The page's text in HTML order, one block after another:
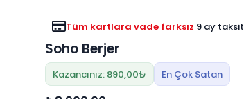
Tüm kartlara vade farksız 9 ay taksit
Soho Berjer
Kazancınız: 890,00₺ En Çok Satan